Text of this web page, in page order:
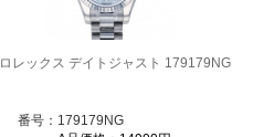
ロレックス デイトジャスト 179179NG
番号：179179NG